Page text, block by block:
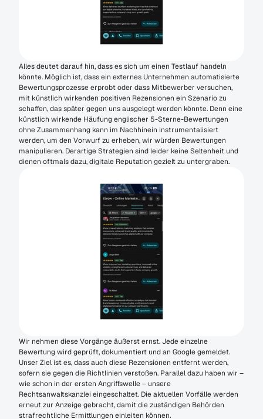
Alles deutet darauf hin, dass es sich um einen Testlauf handeln
könnte. Möglich ist, dass ein externes Unternehmen automatisierte
Bewertungsprozesse erprobt oder dass Mitbewerber versuchen,
mit künstlich wirkenden positiven Rezensionen ein Szenario zu
schaffen, das später gegen uns ausgelegt werden könnte. Denn eine
künstlich wirkende Häufung englischer 5-Sterne-Bewertungen
ohne Zusammenhang kann im Nachhinein instrumentalisiert
werden, um den Vorwurf zu erheben, wir würden Bewertungen
manipulieren. Derartige Strategien sind leider keine Seltenheit und
dienen oftmals dazu, digitale Reputation gezielt zu untergraben.
Wir nehmen diese Vorgänge äußerst ernst. Jede einzelne
Bewertung wird geprüft, dokumentiert und an Google gemeldet.
Unser Ziel ist es, dass auch diese Rezensionen entfernt werden,
sofern sie gegen die Richtlinien verstoßen. Parallel dazu haben wir –
wie schon in der ersten Angriffswelle – unsere
Rechtsanwaltskanzlei eingeschaltet. Die aktuellen Vorfälle werden
erneut zur Anzeige gebracht, damit die zuständigen Behörden
strafrechtliche Ermittlungen einleiten können.